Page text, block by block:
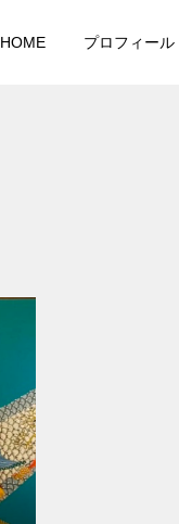
HOME プロフィール